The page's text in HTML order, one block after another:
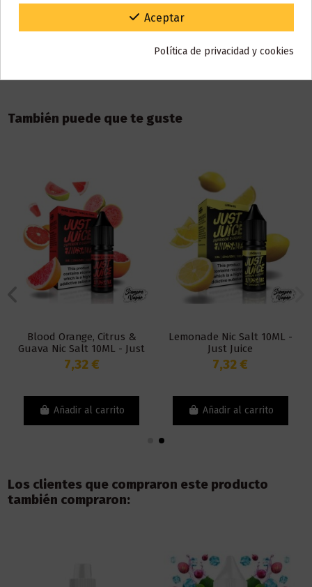
También puede que te guste
Blood Orange, Citrus &
Guava Nic Salt 10ML - Just
Juice
7,32 €
Añadir al carrito
Lemonade Nic Salt 10ML -
Just Juice
7,32 €
Añadir al carrito
Los clientes que compraron este producto
también compraron:
Gracias por tu paciencia y por seguir confiando en nosotros.
Aceptar
Política de privacidad y cookies